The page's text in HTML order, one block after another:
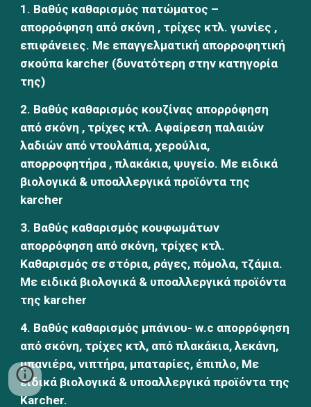
1. Βαθύς καθαρισμός πατώματος –
απορρόφηση από σκόνη , τρίχες κτλ. γωνίες ,
επιφάνειες. Με επαγγελματική απορροφητική
σκούπα karcher (δυνατότερη στην κατηγορία
της)
2. Βαθύς καθαρισμός κουζίνας απορρόφηση
από σκόνη , τρίχες κτλ. Αφαίρεση παλαιών
λαδιών από ντουλάπια, χερούλια,
απορροφητήρα , πλακάκια, ψυγείο. Με ειδικά
βιολογικά & υποαλλεργικά προϊόντα της
karcher
3. Βαθύς καθαρισμός κουφωμάτων
απορρόφηση από σκόνη, τρίχες κτλ.
Καθαρισμός σε στόρια, ράγες, πόμολα, τζάμια.
Με ειδικά βιολογικά & υποαλλεργικά προϊόντα
της karcher
4. Βαθύς καθαρισμός μπάνιου- w.c απορρόφηση
από σκόνη, τρίχες κτλ, από πλακάκια, λεκάνη,
μπανιέρα, νιπτήρα, μπαταρίες, έπιπλο, Με
ειδικά βιολογικά & υποαλλεργικά προϊόντα της
Karcher.